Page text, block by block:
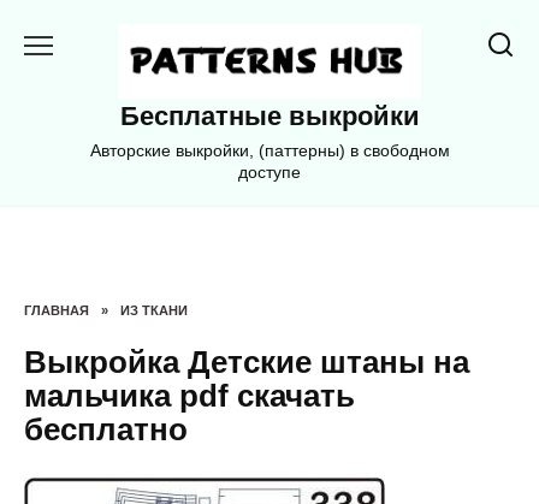
Бесплатные выкройки
Авторские выкройки, (паттерны) в свободном
доступе
ГЛАВНАЯ » ИЗ ТКАНИ
Выкройка Детские штаны на
мальчика pdf скачать
бесплатно